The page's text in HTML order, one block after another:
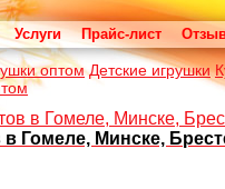
Услуги Прайс-лист
оптом Детские игрушки
в Гомеле, Минске,